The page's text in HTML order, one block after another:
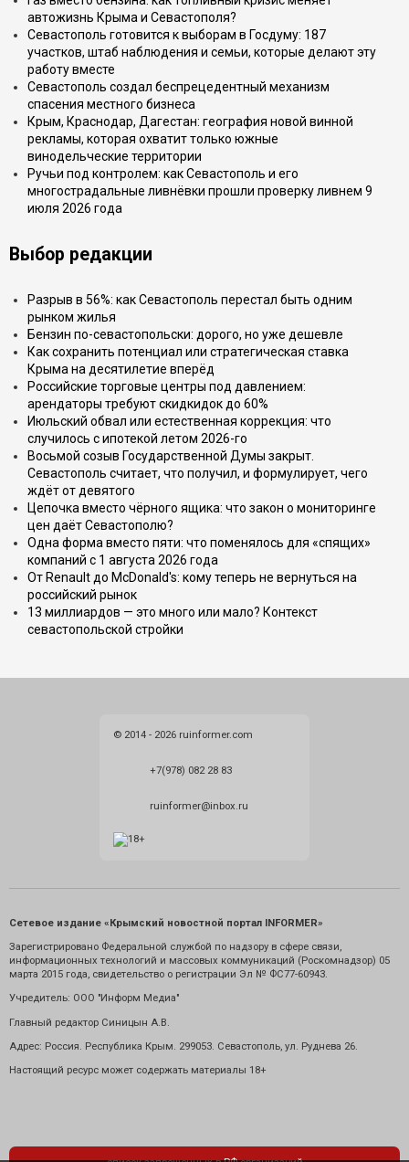
автожизнь Крыма и Севастополя?
Севастополь готовится к выборам в Госдуму: 187
участков, штаб наблюдения и семьи, которые делают эту
работу вместе
Севастополь создал беспрецедентный механизм
спасения местного бизнеса
Крым, Краснодар, Дагестан: география новой винной
рекламы, которая охватит только южные
винодельческие территории
Ручьи под контролем: как Севастополь и его
многострадальные ливнёвки прошли проверку ливнем 9
июля 2026 года
Выбор редакции
Разрыв в 56%: как Севастополь перестал быть одним
рынком жилья
Бензин по-севастопольски: дорого, но уже дешевле
Как сохранить потенциал или стратегическая ставка
Крыма на десятилетие вперёд
Российские торговые центры под давлением:
арендаторы требуют скидкидок до 60%
Июльский обвал или естественная коррекция: что
случилось с ипотекой летом 2026-го
Восьмой созыв Государственной Думы закрыт.
Севастополь считает, что получил, и формулирует, чего
ждёт от девятого
Цепочка вместо чёрного ящика: что закон о мониторинге
цен даёт Севастополю?
Одна форма вместо пяти: что поменялось для «спящих»
компаний с 1 августа 2026 года
От Renault до McDonald's: кому теперь не вернуться на
российский рынок
13 миллиардов — это много или мало? Контекст
севастопольской стройки
© 2014 - 2026 ruinformer.com
+7(978) 082 28 83
ruinformer@inbox.ru
Сетевое издание «Крымский новостной портал INFORMER»
Зарегистрировано Федеральной службой по надзору в сфере связи,
информационных технологий и массовых коммуникаций (Роскомнадзор) 05
марта 2015 года, свидетельство о регистрации Эл № ФС77-60943.
Учредитель: ООО "Информ Медиа"
Главный редактор Синицын А.В.
Адрес: Россия. Республика Крым. 299053. Севастополь, ул. Руднева 26.
Настоящий ресурс может содержать материалы 18+